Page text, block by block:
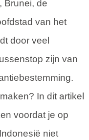
Brunei, de
van het
door veel
zijn van
In dit artikel
voordat je op
niet